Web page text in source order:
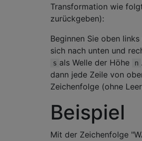
Transformation wie
zurückgeben):
Beginnen Sie oben
sich nach unten und
s als Welle der Höhe n
dann jede Zeile von
Zeichenfolge (ohne
Beispiel
Mit der Zeichenfolge